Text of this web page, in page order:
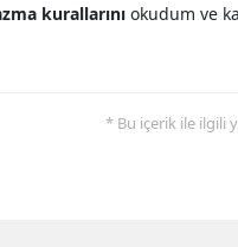
kurallarını okudum ve
* Bu içerik ile ilgili